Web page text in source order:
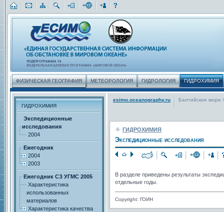
ФИЗИЧЕСКАЯ ГЕОГРАФИЯ МЕТЕОРОЛОГИЯ ГИДРОЛОГИЯ ГИДРОХИМИЯ
ГИДРОХИМИЯ
Экспедиционные
исследования
2004
Ежегодник
2004
2003
Ежегодник СЗ УГМС 2005
Характеристика
использованных
материалов
Характеристика качества
esimo.oceanography.ru Балтийское море /
ГИДРОХИМИЯ
Экспедиционные исследования
В разделе приведены результаты
отдельные годы.
Copyright: ГОИН